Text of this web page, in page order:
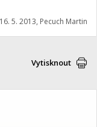
5. 2013, Pecuch Martin
Vytisknout